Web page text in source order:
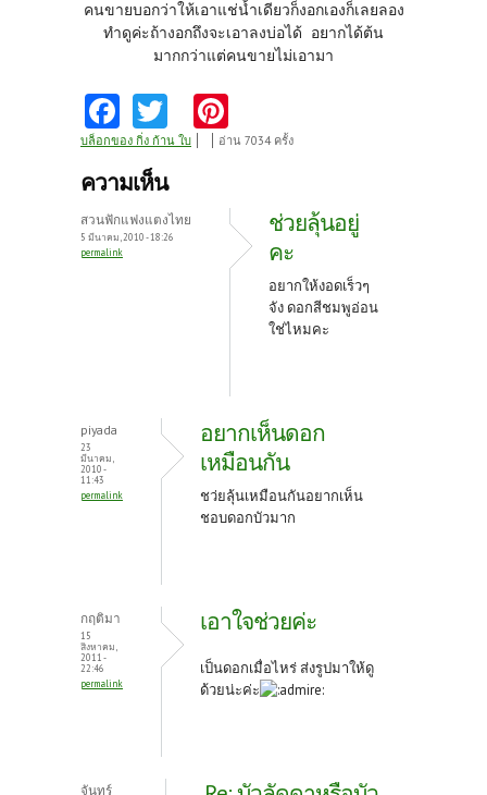
คนขายบอกว่าให้เอาแช่น้ำเดียวก็งอกเองก็เลยลอง
ทำดูค่ะถ้างอกถึงจะเอาลงบ่อได้ อยากได้ต้น
มากกว่าแต่คนขายไม่เอามา
Fa
ce
b
o
o
w
itt
er
nt
es
t
บล็อกของ กิ่ง ก้าน ใบ อ่าน 7034 ครั้ง
ความเห็น
สวนฟักแฟงแตงไทย
5 มีนาคม, 2010 - 18:26
permalink
ช่วยลุ้นอยู่
คะ
อยากให้งอดเร็วๆ
จัง ดอกสีชมพูอ่อน
ใช่ไหมคะ
piyada
23
มีนาคม,
2010 -
11:43
permalink
อยากเห็นดอก
เหมือนกัน
ชว่ยลุ้นเหมือนกันอยากเห็น
ชอบดอกบัวมาก
กฤติมา
15
สิงหาคม,
2011 -
22:46
permalink
เอาใจช่วยค่ะ
เป็นดอกเมื่อไหร่ ส่งรูปมาให้ดู
ด้วยน่ะค่ะ
จันทร์